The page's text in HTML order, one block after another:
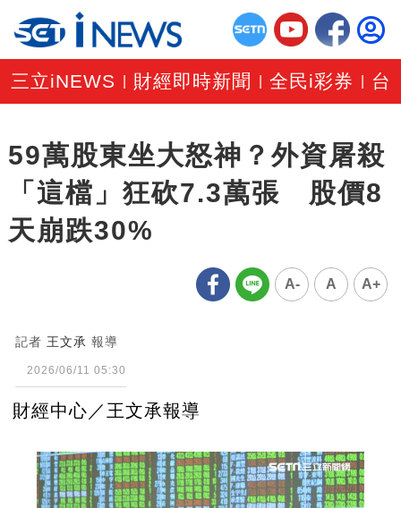
三立iNEWS 財經即時新聞 |全民i彩券 台
59萬股東坐大怒神？外資屠殺
「這檔」狂砍7.3萬張 股價8
天崩跌30%
A- A A+
記者 王文承 報導
2026/06/11 05:30
財經中心／王文承報導